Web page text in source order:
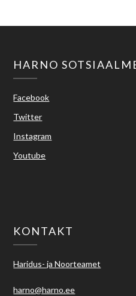
HARNO
Facebook
Twitter
Instagram
Youtube
KONTAKT
Haridus- ja Noorteamet
harno@harno.ee